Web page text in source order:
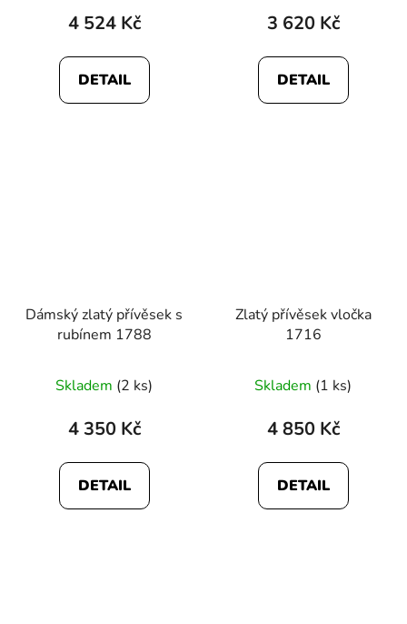
4 524 Kč
DETAIL
3 620 Kč
DETAIL
Dámský zlatý přívěsek s
rubínem 1788
Skladem (2 ks)
4 350 Kč
DETAIL
Zlatý přívěsek vločka
1716
Skladem (1 ks)
4 850 Kč
DETAIL